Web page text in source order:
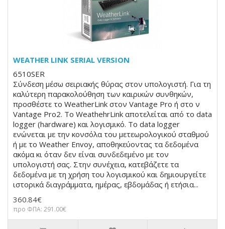
WEATHER LINK SERIAL VERSION
6510SER
Σύνδεση μέσω σειριακής θύρας στον υπολογιστή. Για τη
καλύτερη παρακολούθηση των καιρικών συνθηκών,
προσθέστε το WeatherLink στον Vantage Pro ή στο ν
Vantage Pro2. To WeathehrLink αποτελείται από το data
logger (hardware) και λογισμικό. Το data logger
ενώνεται με την κονσόλα του μετεωρολογικού σταθμού
ή με το Weather Envoy, αποθηκεύοντας τα δεδομένα
ακόμα κι όταν δεν είναι συνδεδεμένο με τον
υπολογιστή σας. Στην συνέχεια, κατεβάζετε τα
δεδομένα με τη χρήση του λογισμικού και δημιουργείτε
ιστορικά διαγράμματα, ημέρας, εβδομάδας ή ετήσια...
360.84€
προ ΦΠΑ: 291.00€